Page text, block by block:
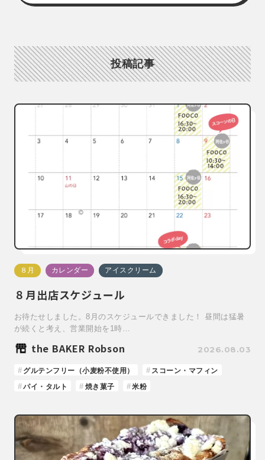
投稿記事
８月 カレンダー アイスクリーム
８月出店スケジュール
お待たせしました。8月のスケジュールできました！ 昼間は猛暑
が続くと考え、営業開始を1時…
the BAKER Robson 2026.08.03
グルテンフリー（小麦粉不使用）
スコーン・マフィン
パイ・タルト
焼き菓子 米粉